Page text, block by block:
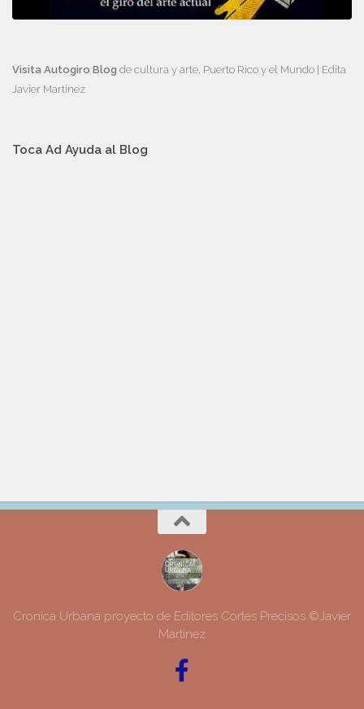
Visita Autogiro Blog de cultura y arte, Puerto Rico y el Mundo | Edita
Javier Martinez
Toca Ad Ayuda al Blog
Cronica Urbana proyecto de Editores Cortes Precisos ©Javier
Martinez